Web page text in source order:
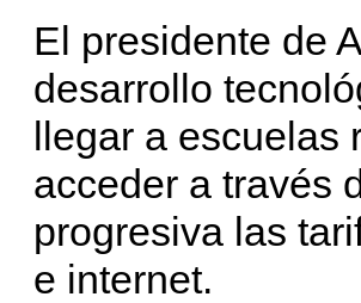
El presidente de
desarrollo
llegar a escuelas
acceder a través
progresiva las
e internet.